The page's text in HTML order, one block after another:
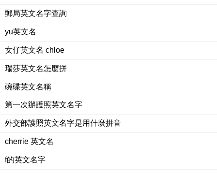
郵局英文名字查詢
yu英文名
女仔英文名 chloe
瑞莎英文名怎麼拼
碗碟英文名稱
第一次辦護照英文名字
外交部護照英文名字是用什麼拼音
cherrie 英文名
f的英文名字